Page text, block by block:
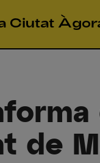
Ciutat
de